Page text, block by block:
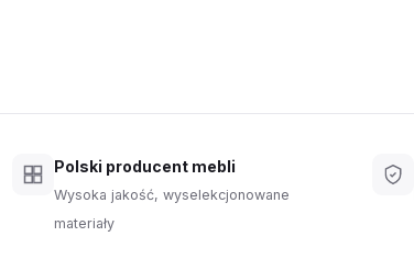
Polski producent mebli
Wysoka jakość, wyselekcjonowane
materiały